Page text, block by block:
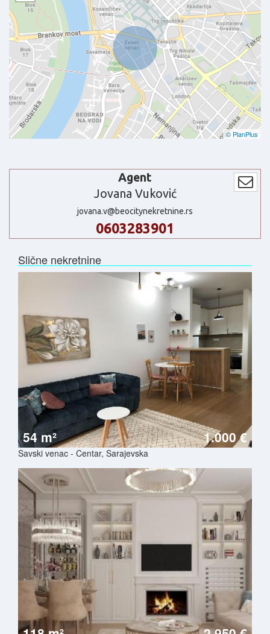
© PlanPlus
Agent
Jovana Vuković
jovana.v@beocitynekretnine.rs
0603283901
Slične nekretnine
54 m² 1.000 €
Savski venac - Centar, Sarajevska